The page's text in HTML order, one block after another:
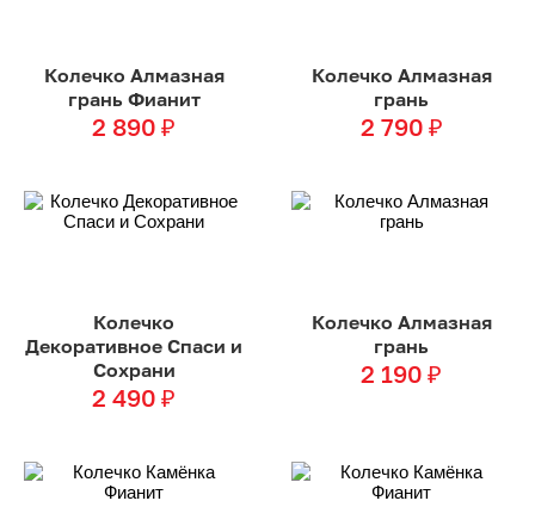
Колечко Алмазная
грань Фианит
2 890 ₽
Колечко Алмазная
грань
2 790 ₽
Колечко
Декоративное Спаси и
Сохрани
2 490 ₽
Колечко Алмазная
грань
2 190 ₽